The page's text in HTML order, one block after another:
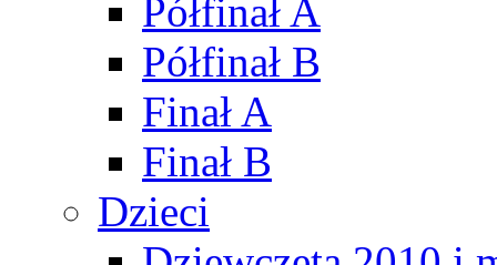
Półfinał A
Półfinał B
Finał A
Finał B
Dzieci